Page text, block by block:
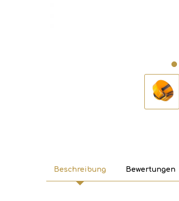
Beschreibung Bewertungen